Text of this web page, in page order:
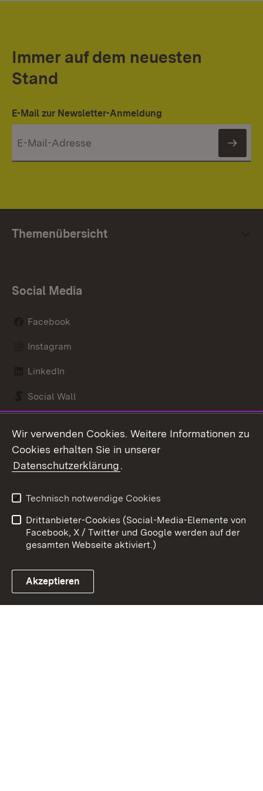
Immer auf dem neuesten
Stand
E-Mail zur Newsletter-Anmeldung
Themenübersicht
Social Media
Facebook
Instagram
LinkedIn
Social Wall
Link zum Landesportal
Kontakt
Barrierefreiheit
Impressum
Cookies
Wir verwenden Cookies. Weitere Informationen zu
Cookies erhalten Sie in unserer
Datenschutzerklärung.
Technisch notwendige Cookies
Drittanbieter-Cookies (Social-Media-Elemente von
Facebook, X / Twitter und Google werden auf der
gesamten Webseite aktiviert.)
Akzeptieren